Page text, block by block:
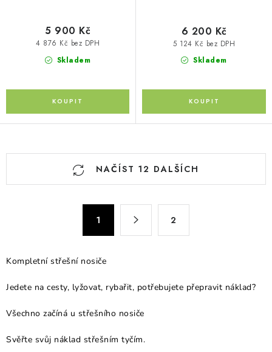
Skladem
4 876 Kč bez DPH
5 900 Kč
Skladem
5 124 Kč bez DPH
6 200 Kč
c
p
v
k
NAČÍST 12 DALŠÍCH
á
n
k
v
n
1 2
Kompletní střešní nosiče
Jedete na cesty, lyžovat, rybařit, potřebujete přepravit náklad?
Všechno začíná u střešního nosiče
Svěřte svůj náklad střešním tyčím.